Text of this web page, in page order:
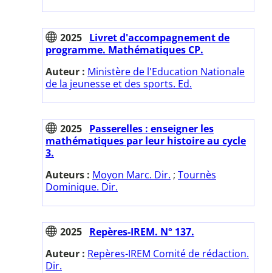
2025 Livret d'accompagnement de
programme. Mathématiques CP.
Auteur : Ministère de l'Education Nationale
de la jeunesse et des sports. Ed.
2025 Passerelles : enseigner les
mathématiques par leur histoire au cycle
3.
Auteurs : Moyon Marc. Dir. ; Tournès
Dominique. Dir.
2025 Repères-IREM. N° 137.
Auteur : Repères-IREM Comité de rédaction.
Dir.